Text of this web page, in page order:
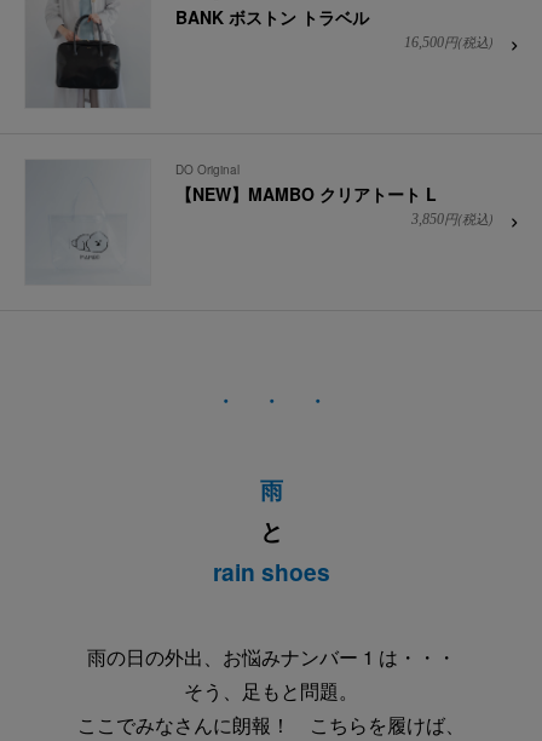
BANK ボストン トラベル
16,500円(税込)
DO Original
【NEW】MAMBO クリアトート L
3,850円(税込)
・ ・ ・
雨
と
rain shoes
雨の日の外出、お悩みナンバー 1 は・・・
そう、足もと問題。
ここでみなさんに朗報！ こちらを履けば、